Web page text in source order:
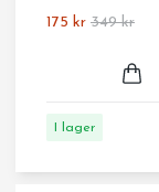
175 kr 349 kr
I lager